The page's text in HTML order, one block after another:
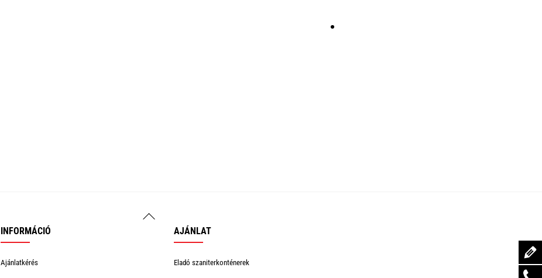
Back
INFORMÁCIÓ
Ajánlatkérés
AJÁNLAT
Eladó szaniterkonténerek